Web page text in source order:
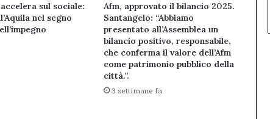
sul sociale:
nel segno
Afm, approvato il bilancio 2025.
Santangelo: “Abbiamo
presentato all’Assemblea un
bilancio positivo, responsabile,
che conferma il valore dell’Afm
come patrimonio pubblico della
città.”.
3 settimane fa